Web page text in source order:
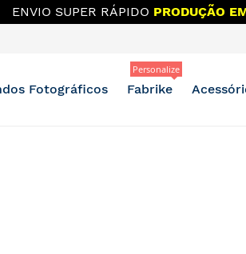
ENVIO SUPER RÁPIDO PRODUÇÃO
Fotográficos Fabrike
Personalize